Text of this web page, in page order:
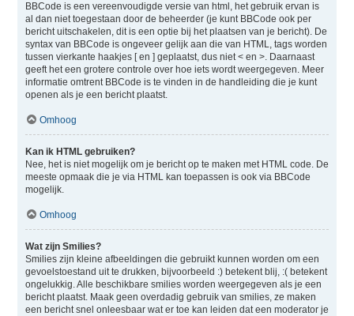
BBCode is een vereenvoudigde versie van html, het gebruik ervan is
al dan niet toegestaan door de beheerder (je kunt BBCode ook per
bericht uitschakelen, dit is een optie bij het plaatsen van je bericht). De
syntax van BBCode is ongeveer gelijk aan die van HTML, tags worden
tussen vierkante haakjes [ en ] geplaatst, dus niet < en >. Daarnaast
geeft het een grotere controle over hoe iets wordt weergegeven. Meer
informatie omtrent BBCode is te vinden in de handleiding die je kunt
openen als je een bericht plaatst.
Omhoog
Kan ik HTML gebruiken?
Nee, het is niet mogelijk om je bericht op te maken met HTML code. De
meeste opmaak die je via HTML kan toepassen is ook via BBCode
mogelijk.
Omhoog
Wat zijn Smilies?
Smilies zijn kleine afbeeldingen die gebruikt kunnen worden om een
gevoelstoestand uit te drukken, bijvoorbeeld :) betekent blij, :( betekent
ongelukkig. Alle beschikbare smilies worden weergegeven als je een
bericht plaatst. Maak geen overdadig gebruik van smilies, ze maken
een bericht snel onleesbaar wat er toe kan leiden dat een moderator je